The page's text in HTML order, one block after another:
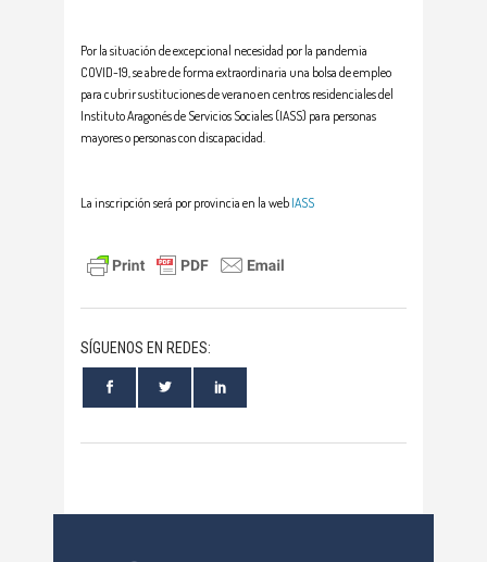
Por la situación de excepcional necesidad por la pandemia
COVID-19, se abre de forma extraordinaria una bolsa de empleo
para cubrir sustituciones de verano en centros residenciales del
Instituto Aragonés de Servicios Sociales (IASS) para personas
mayores o personas con discapacidad.
La inscripción será por provincia en la web IASS
SÍGUENOS EN REDES: